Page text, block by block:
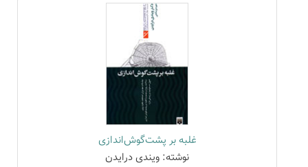
غلبه بر پشت‌گوش‌اندازی
نوشته: ویندی درایدن